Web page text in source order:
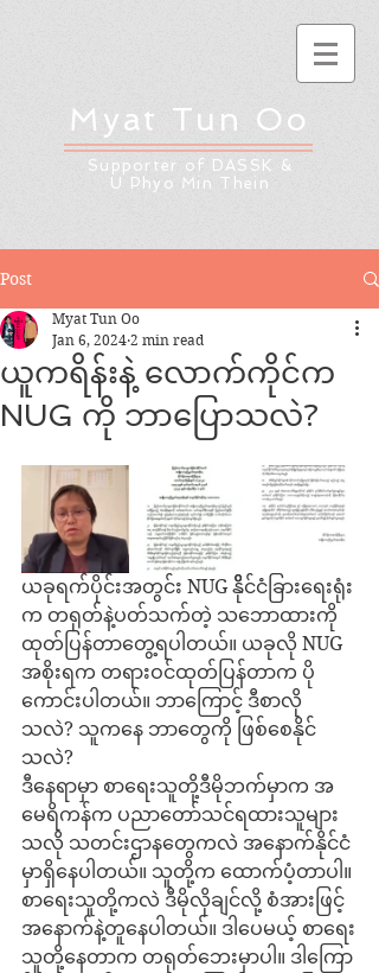
Myat Tun Oo
Supporter of DASSK &
U Phyo Min Thein
Post
ယူကရိန်းနဲ့ လောက်ကိုင်က
NUG ကို ဘာပြောသလဲ?
Myat Tun Oo
Jan 6, 2024 2 min read
ယခုရက်ပိုင်းအတွင်း NUG နိိုင်ငံခြားရေးရုံး
က တရုတ်နဲ့ပတ်သက်တဲ့ သဘောထားကို
ထုတ်ပြန်တာတွေ့ရပါတယ်။ ယခုလို NUG
အစိုးရက တရားဝင်ထုတ်ပြန်တာက ပို
ကောင်းပါတယ်။ ဘာကြောင့် ဒီစာလို
သလဲ? သူကနေ ဘာတွေကို ဖြစ်စေနိုင်
သလဲ?
ဒီနေရာမှာ စာရေးသူတို့ဒီမိုဘက်မှာက အ
မေရိကန်က ပညာတော်သင်ရထားသူများ
သလို သတင်းဌာနတွေကလဲ အနောက်နိုင်ငံ
မှာရှိနေပါတယ်။ သူတို့က ထောက်ပံ့တာပါ။
စာရေးသူတို့ကလဲ ဒီမိုလိုချင်လို့ စံအားဖြင့်
အနောက်နဲ့တူနေပါတယ်။ ဒါပေမယ့် စာရေး
သူတို့နေတာက တရုတ်ဘေးမှာပါ။ ဒါကြော